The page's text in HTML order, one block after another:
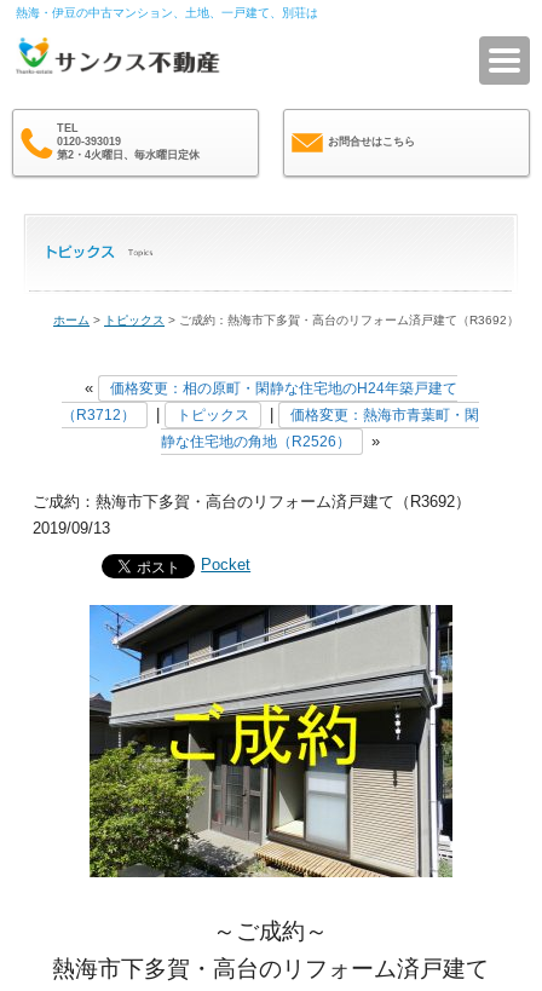
熱海・伊豆の中古マンション、土地、一戸建て、別荘は
TEL
0120-393019
第2・4火曜日、毎水曜日定休
お問合せはこちら
ホーム > トピックス > ご成約：熱海市下多賀・高台のリフォーム済戸建て（R3692）
«
価格変更：相の原町・閑静な住宅地のH24年築戸建て
（R3712）
トピックス
価格変更：熱海市青葉町・閑
静な住宅地の角地（R2526）
»
ご成約：熱海市下多賀・高台のリフォーム済戸建て（R3692）
2019/09/13
Pocket
～ご成約～
熱海市下多賀・高台のリフォーム済戸建て